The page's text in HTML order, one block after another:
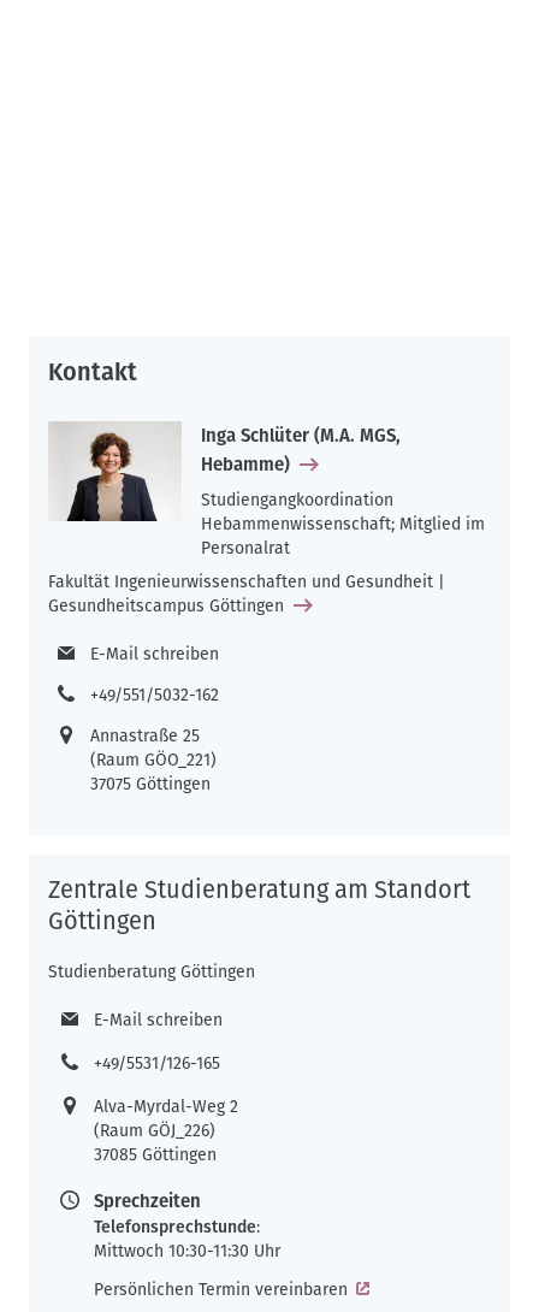
Kontakt
Inga Schlüter (M.A. MGS,
Hebamme)
Studiengangkoordination
Hebammenwissenschaft; Mitglied im
Personalrat
Fakultät Ingenieurwissenschaften und Gesundheit |
Gesundheitscampus Göttingen
E-Mail schreiben
+49/551/5032-162
Annastraße 25
(Raum GÖO_221)
37075 Göttingen
Zentrale Studienberatung am Standort
Göttingen
Studienberatung Göttingen
E-Mail schreiben
+49/5531/126-165
Alva-Myrdal-Weg 2
(Raum GÖJ_226)
37085 Göttingen
Sprechzeiten
Telefonsprechstunde:
Mittwoch 10:30-11:30 Uhr
Persönlichen Termin vereinbaren